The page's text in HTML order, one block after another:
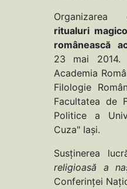
Organizarea
ritualuri
românească
23 mai 2014.
Academia
Filologie
Facultatea de
Politice a
Cuza" Iaşi.
Susținerea
religioasă a
Conferinței